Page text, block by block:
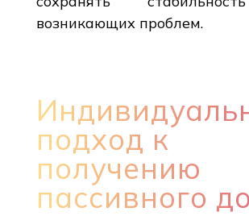
возникающих проблем.
подход к
получению
пассивного